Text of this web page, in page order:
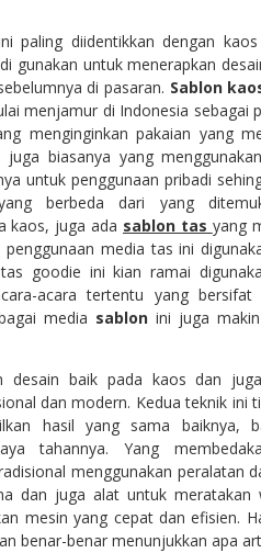
paling diidentikkan dengan
gunakan untuk menerapkan
di pasaran. Sablon
menjamur di Indonesia sebagai
menginginkan pakaian yang
juga biasanya yang
untuk penggunaan pribadi
berbeda dari yang
kaos, juga ada sablon tas yang
penggunaan media tas ini
goodie ini kian ramai
acara tertentu yang
media sablon ini juga
desain baik pada kaos dan
dan modern. Kedua teknik ini
hasil yang sama baiknya,
tahannya. Yang
menggunakan peralatan
dan juga alat untuk meratakan
mesin yang cepat dan efisien.
benar-benar menunjukkan apa